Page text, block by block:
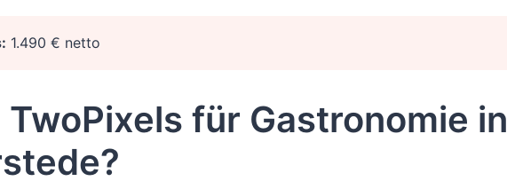
1.490 € netto
TwoPixels für Gastronomie in